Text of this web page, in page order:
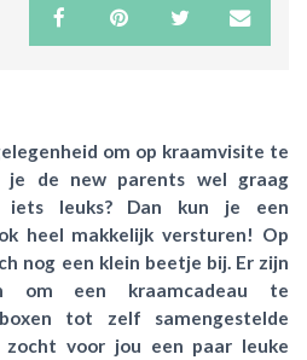
om op kraamvisite te
je de new parents wel graag
iets leuks? Dan kun je een
heel makkelijk versturen! Op
nog een klein beetje bij. Er zijn
om een kraamcadeau te
tot zelf samengestelde
zocht voor jou een paar leuke